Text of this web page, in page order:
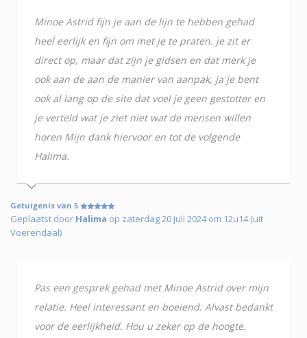
Minoe Astrid fijn je aan de lijn te hebben gehad
heel eerlijk en fijn om met je te praten. je zit er
direct op, maar dat zijn je gidsen en dat merk je
ook aan de aan de manier van aanpak, ja je bent
ook al lang op de site dat voel je geen gestotter en
je verteld wat je ziet niet wat de mensen willen
horen Mijn dank hiervoor en tot de volgende
Halima.
Getuigenis van 5
Geplaatst door Halima op zaterdag 20 juli 2024 om 12u14 (uit
Voerendaal)
Pas een gesprek gehad met Minoe Astrid over mijn
relatie. Heel interessant en boeiend. Alvast bedankt
voor de eerlijkheid. Hou u zeker op de hoogte.